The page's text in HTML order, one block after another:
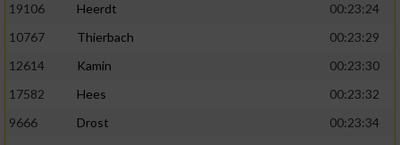
19106
Heerdt
00:23:24
10767
Thierbach
00:23:29
12614
Kamin
00:23:30
17582
Hees
00:23:32
9666
Drost
00:23:34